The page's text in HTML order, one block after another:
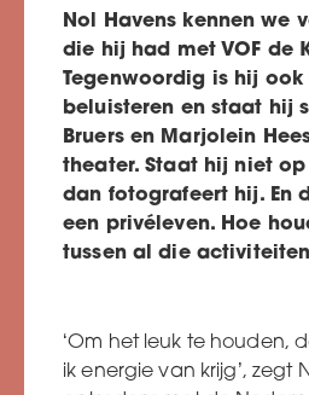
Nol Havens kennen we
die hij had met VOF de
Tegenwoordig is hij ook
beluisteren en staat hij
Bruers en Marjolein
theater. Staat hij niet
dan fotografeert hij. En
een privéleven. Hoe
tussen al die
‘Om het leuk te houden,
ik energie van krijg’, zegt